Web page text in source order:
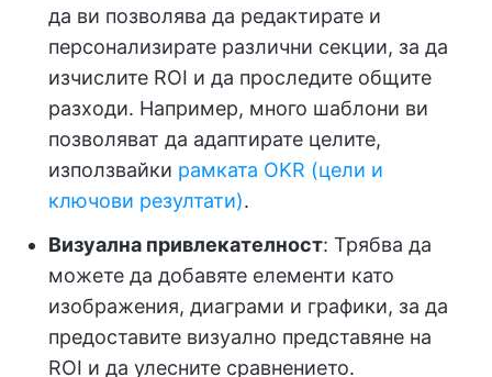
да ви позволява да редактирате и
персонализирате различни секции, за да
изчислите ROI и да проследите общите
разходи. Например, много шаблони ви
позволяват да адаптирате целите,
използвайки рамката OKR (цели и
ключови резултати).
Визуална привлекателност: Трябва да
можете да добавяте елементи като
изображения, диаграми и графики, за да
предоставите визуално представяне на
ROI и да улесните сравнението.